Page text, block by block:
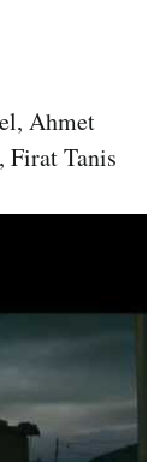
Ahmet
Firat Tanis